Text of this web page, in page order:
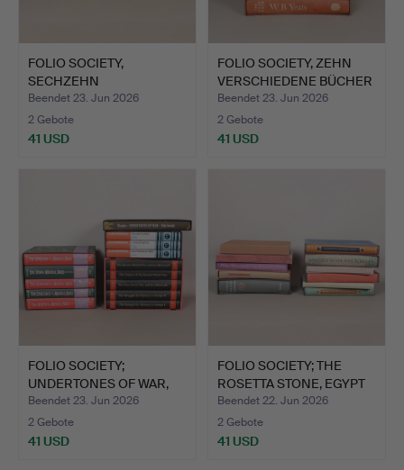
FOLIO SOCIETY,
SECHZEHN
VERSCHIEDENE BÜCHE…
Beendet 23. Jun 2026
2 Gebote
41 USD
FOLIO SOCIETY, ZEHN
VERSCHIEDENE BÜCHER
(1…
Beendet 23. Jun 2026
2 Gebote
41 USD
FOLIO SOCIETY;
UNDERTONES OF WAR,
MEDITERR…
Beendet 23. Jun 2026
2 Gebote
41 USD
FOLIO SOCIETY; THE
ROSETTA STONE, EGYPT
RE…
Beendet 22. Jun 2026
2 Gebote
41 USD